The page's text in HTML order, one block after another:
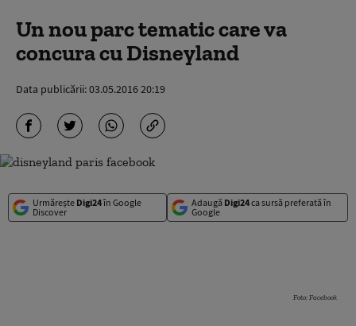
Un nou parc tematic care va
concura cu Disneyland
Data publicării:03.05.2016 20:19
Urmărește Digi24în Google
Discover
Adaugă Digi24ca sursă preferată în
Google
Foto: Facebook